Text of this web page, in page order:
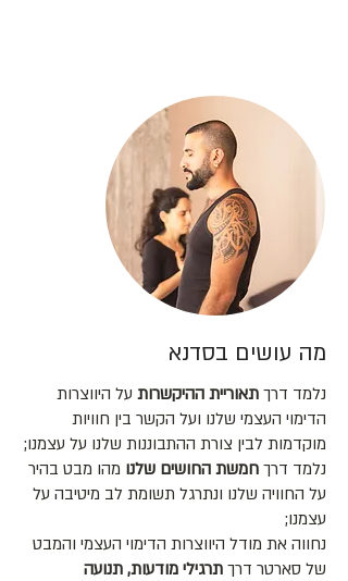
מה עושים בסדנא
נלמד דרך תאוריית ההיקשרות על היווצרות
הדימוי העצמי שלנו ועל הקשר בין חוויות
מוקדמות לבין צורת ההתבוננות שלנו על עצמנו;
נלמד דרך חמשת החושים שלנו מהו מבט בהיר
על החוויה שלנו ונתרגל תשומת לב מיטיבה על
עצמנו;
נחווה את מודל היווצרות הדימוי העצמי והמבט
של סארטר דרך תרגילי מודעות, תנועה